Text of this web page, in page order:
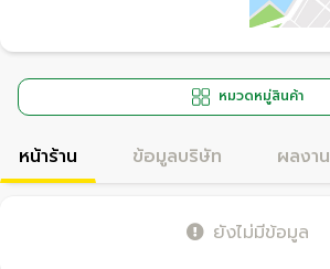
หมวดหมู่สินค้า
หน้าร้าน ข้อมูลบริษัท ผลงาน
ยังไม่มีข้อมูล